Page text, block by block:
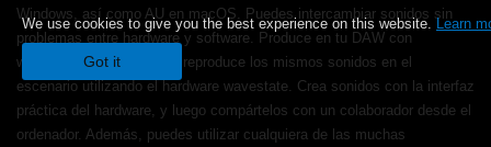
Windows, así como AU en macOS. Puedes intercambiar sonidos sin
problemas entre hardware y software. Produce en tu DAW con
wavestate native, y luego reproduce los mismos sonidos en el
escenario utilizando el hardware wavestate. Crea sonidos con la interfaz
práctica del hardware, y luego compártelos con un colaborador desde el
ordenador. Además, puedes utilizar cualquiera de las muchas
We use cookies to give you the best experience on this website.Learn
Got it